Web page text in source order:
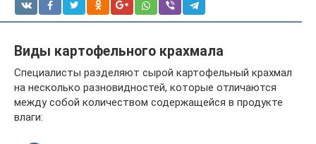
Виды картофельного крахмала
Специалисты разделяют сырой картофельный крахмал
на несколько разновидностей, которые отличаются
между собой количеством содержащейся в продукте
влаги: